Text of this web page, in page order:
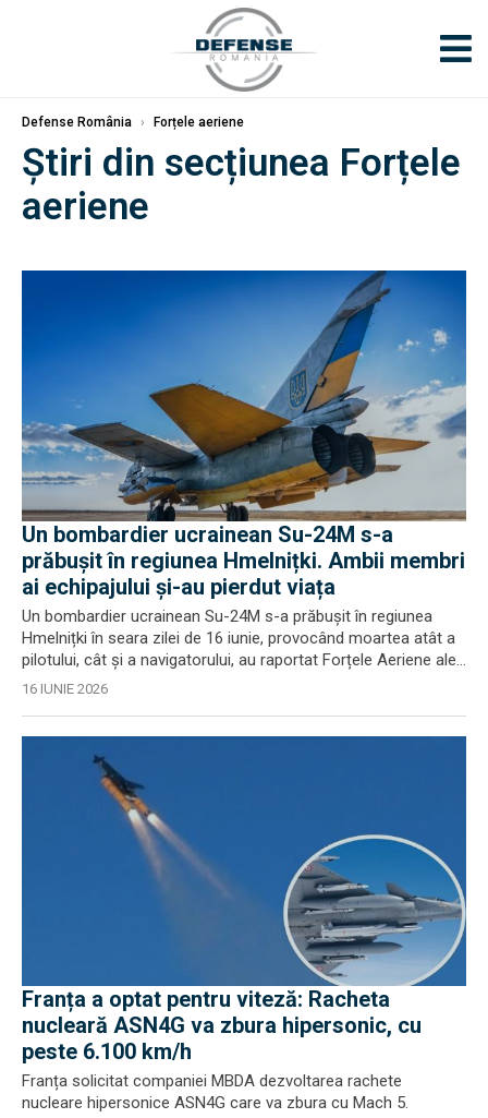
Defense România › Forțele aeriene
Știri din secțiunea Forțele
aeriene
Un bombardier ucrainean Su-24M s-a
prăbușit în regiunea Hmelnițki. Ambii membri
ai echipajului și-au pierdut viața
Un bombardier ucrainean Su-24M s-a prăbușit în regiunea
Hmelnițki în seara zilei de 16 iunie, provocând moartea atât a
pilotului, cât și a navigatorului, au raportat Forțele Aeriene ale...
16 IUNIE 2026
Franța a optat pentru viteză: Racheta
nucleară ASN4G va zbura hipersonic, cu
peste 6.100 km/h
Franța solicitat companiei MBDA dezvoltarea rachete
nucleare hipersonice ASN4G care va zbura cu Mach 5.